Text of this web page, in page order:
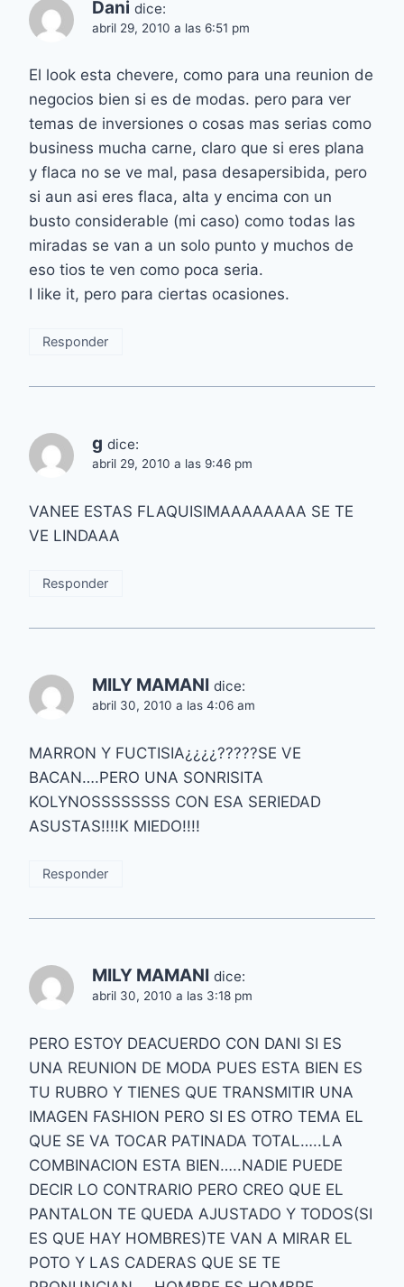
Dani dice:
abril 29, 2010 a las 6:51 pm
El look esta chevere, como para una reunion de
negocios bien si es de modas. pero para ver
temas de inversiones o cosas mas serias como
business mucha carne, claro que si eres plana
y flaca no se ve mal, pasa desapersibida, pero
si aun asi eres flaca, alta y encima con un
busto considerable (mi caso) como todas las
miradas se van a un solo punto y muchos de
eso tios te ven como poca seria.
I like it, pero para ciertas ocasiones.
Responder
g dice:
abril 29, 2010 a las 9:46 pm
VANEE ESTAS FLAQUISIMAAAAAAAA SE TE
VE LINDAAA
Responder
MILY MAMANI dice:
abril 30, 2010 a las 4:06 am
MARRON Y FUCTISIA¿¿¿¿?????SE VE
BACAN….PERO UNA SONRISITA
KOLYNOSSSSSSSS CON ESA SERIEDAD
ASUSTAS!!!!K MIEDO!!!!
Responder
MILY MAMANI dice:
abril 30, 2010 a las 3:18 pm
PERO ESTOY DEACUERDO CON DANI SI ES
UNA REUNION DE MODA PUES ESTA BIEN ES
TU RUBRO Y TIENES QUE TRANSMITIR UNA
IMAGEN FASHION PERO SI ES OTRO TEMA EL
QUE SE VA TOCAR PATINADA TOTAL…..LA
COMBINACION ESTA BIEN…..NADIE PUEDE
DECIR LO CONTRARIO PERO CREO QUE EL
PANTALON TE QUEDA AJUSTADO Y TODOS(SI
ES QUE HAY HOMBRES)TE VAN A MIRAR EL
POTO Y LAS CADERAS QUE SE TE